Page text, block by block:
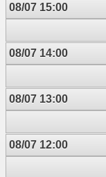
08/07 15:00
08/07 14:00
08/07 13:00
08/07 12:00